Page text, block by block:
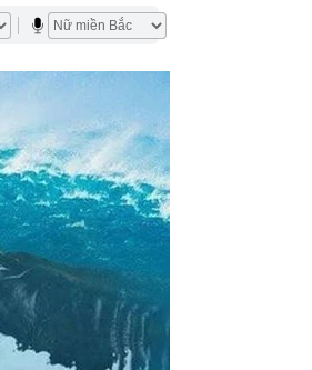
nhận
và
chọn
tại tỉnh